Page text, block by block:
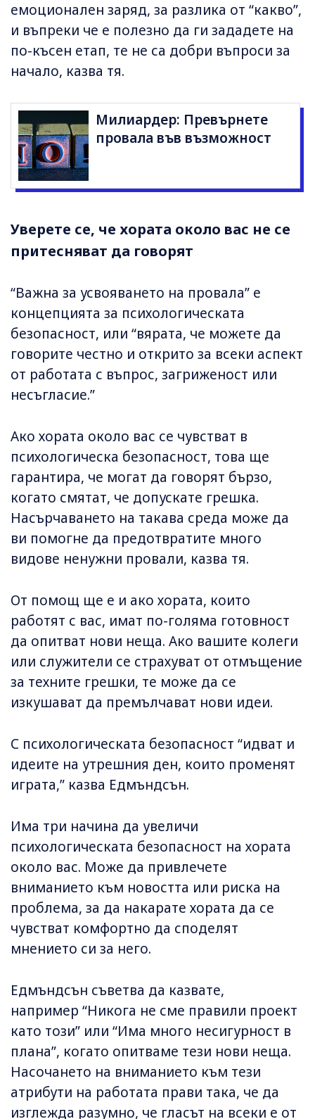
емоционален заряд, за разлика от “какво”,
и въпреки че е полезно да ги зададете на
по-късен етап, те не са добри въпроси за
начало, казва тя.
Милиардер: Превърнете
провала във възможност
Уверете се, че хората около вас не се
притесняват да говорят
“Важна за усвояването на провала” е
концепцията за психологическата
безопасност, или “вярата, че можете да
говорите честно и открито за всеки аспект
от работата с въпрос, загриженост или
несъгласие.”
Ако хората около вас се чувстват в
психологическа безопасност, това ще
гарантира, че могат да говорят бързо,
когато смятат, че допускате грешка.
Насърчаването на такава среда може да
ви помогне да предотвратите много
видове ненужни провали, казва тя.
От помощ ще е и ако хората, които
работят с вас, имат по-голяма готовност
да опитват нови неща. Ако вашите колеги
или служители се страхуват от отмъщение
за техните грешки, те може да се
изкушават да премълчават нови идеи.
С психологическата безопасност “идват и
идеите на утрешния ден, които променят
играта,” казва Едмъндсън.
Има три начина да увеличи
психологическата безопасност на хората
около вас. Може да привлечете
вниманието към новостта или риска на
проблема, за да накарате хората да се
чувстват комфортно да споделят
мнението си за него.
Едмъндсън съветва да казвате,
например “Никога не сме правили проект
като този” или “Има много несигурност в
плана”, когато опитваме тези нови неща.
Насочането на вниманието към тези
атрибути на работата прави така, че да
изглежда разумно, че гласът на всеки е от